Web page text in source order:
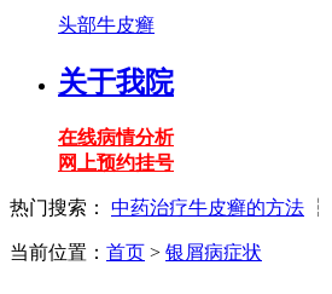
头部牛皮癣
关于我院
在线病情分析
网上预约挂号
热门搜索： 中药治疗牛皮癣的方法 ┆
当前位置： 首页 > 银屑病症状